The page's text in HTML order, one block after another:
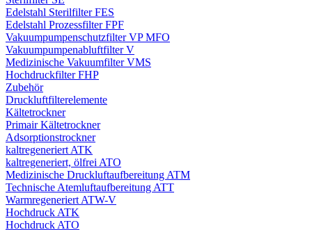
Edelstahl Sterilfilter FES
Edelstahl Prozessfilter FPF
Vakuumpumpenschutzfilter VP MFO
Vakuumpumpenabluftfilter V
Medizinische Vakuumfilter VMS
Hochdruckfilter FHP
Zubehör
Druckluftfilterelemente
Kältetrockner
Primair Kältetrockner
Adsorptionstrockner
kaltregeneriert ATK
kaltregeneriert, ölfrei ATO
Medizinische Druckluftaufbereitung ATM
Technische Atemluftaufbereitung ATT
Warmregeneriert ATW-V
Hochdruck ATK
Hochdruck ATO